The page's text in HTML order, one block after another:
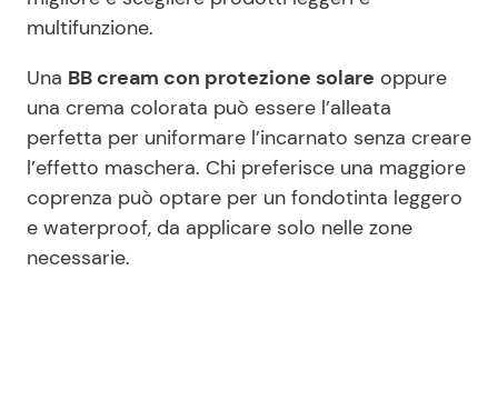
multifunzione.
Una BB cream con protezione solare oppure
una crema colorata può essere l’alleata
perfetta per uniformare l’incarnato senza creare
l’effetto maschera. Chi preferisce una maggiore
coprenza può optare per un fondotinta leggero
e waterproof, da applicare solo nelle zone
necessarie.